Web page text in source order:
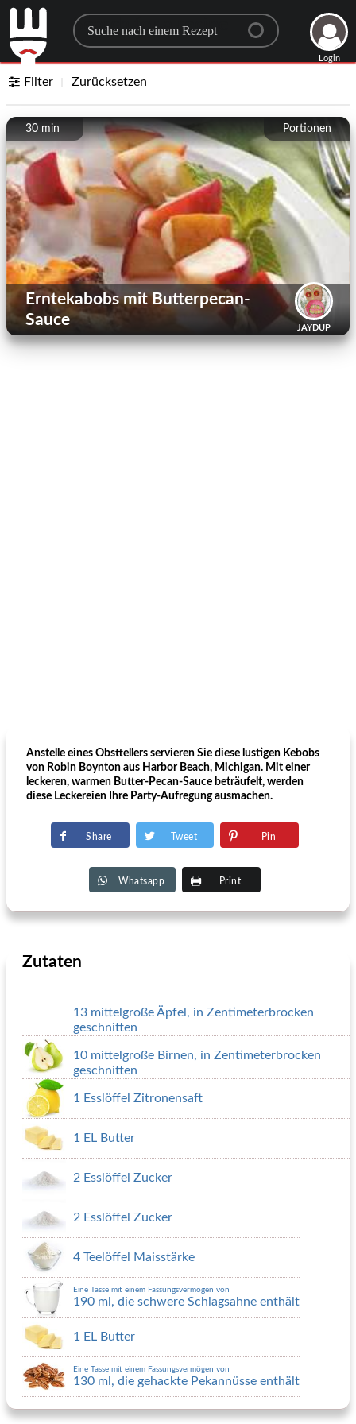
Search for a recipe
Login
Filter Zurücksetzen
Portionen
30 min
JAYDUP
Erntekabobs mit Butterpecan-
Sauce
Anstelle eines Obsttellers servieren Sie diese lustigen Kebobs
von Robin Boynton aus Harbor Beach, Michigan. Mit einer
leckeren, warmen Butter-Pecan-Sauce beträufelt, werden
diese Leckereien Ihre Party-Aufregung ausmachen.
Share Tweet Pin
Whatsapp Print
Zutaten
13 mittelgroße Äpfel, in Zentimeterbrocken
geschnitten
10 mittelgroße Birnen, in Zentimeterbrocken
geschnitten
1 Esslöffel Zitronensaft
1 EL Butter
2 Esslöffel Zucker
2 Esslöffel Zucker
4 Teelöffel Maisstärke
Eine Tasse mit einem Fassungsvermögen von
190 ml, die schwere Schlagsahne enthält
1 EL Butter
Eine Tasse mit einem Fassungsvermögen von
130 ml, die gehackte Pekannüsse enthält